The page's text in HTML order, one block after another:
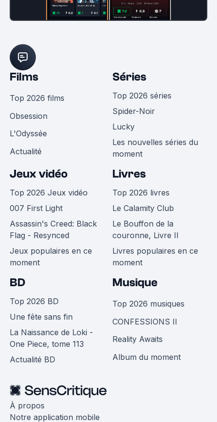
Films
Top 2026 films
Obsession
L'Odyssée
Actualité
Séries
Top 2026 séries
Spider-Noir
Lucky
Les nouvelles séries du
moment
Jeux vidéo
Top 2026 Jeux vidéo
007 First Light
Assassin's Creed: Black
Flag - Resynced
Jeux populaires en ce
moment
Livres
Top 2026 livres
Le Calamity Club
Le Bouffon de la
couronne, Livre II
Livres populaires en ce
moment
BD
Top 2026 BD
Une fête sans fin
La Naissance de Loki -
One Piece, tome 113
Actualité BD
Musique
Top 2026 musiques
CONFESSIONS II
Reality Awaits
Album du moment
À propos
Notre application mobile